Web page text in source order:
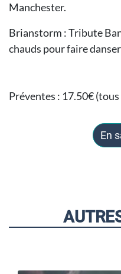
Manchester.
Brianstorm : Tribute
chauds pour faire danser
Préventes : 17.50€
En